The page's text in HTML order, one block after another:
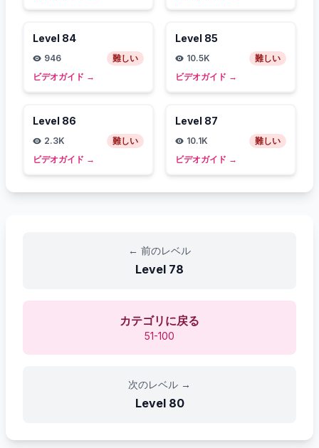
Level 84
946
難しい
ビデオガイド →
Level 85
10.5K
難しい
ビデオガイド →
Level 86
2.3K
難しい
ビデオガイド →
Level 87
10.1K
難しい
ビデオガイド →
← 前のレベル
Level 78
カテゴリに戻る
51-100
次のレベル →
Level 80